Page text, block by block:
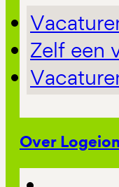
Zelf een
Over Logeion